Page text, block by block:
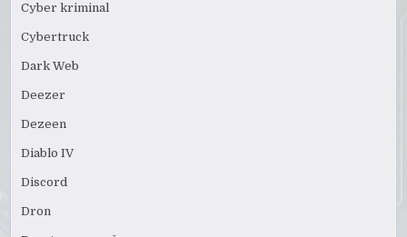
Cyber kriminal
Cybertruck
Dark Web
Deezer
Dezeen
Diablo IV
Discord
Dron